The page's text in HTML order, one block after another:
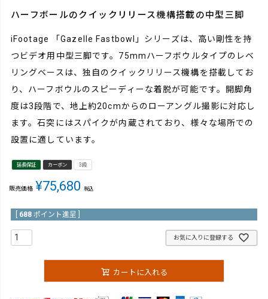
ハーフボールのクイックリリース機構搭載の中型三脚
iFootage 「Gazelle Fastbowl」シリーズは、高い剛性を持
つビデオ用中型三脚です。75mmハーフボウルタイプのレベ
リングベースは、独自のクイックリリース機構を搭載してお
り、ハーフボウルのスピーディーな着脱が可能です。開脚角
度は3段階で、地上約20cmからのローアングル撮影に対応し
ます。石突にはスパイクが内蔵されており、様々な場所での
設置に適しています。
延長保証 カーボン 3段
販売価格 ¥75,680 税込
688 ポイント進呈 ]
お気に入りに登録する
カートに入れる